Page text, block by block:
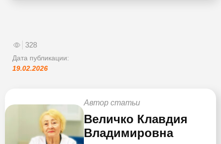
328
Дата публикации:
19.02.2026
Автор статьи
Величко Клавдия
Владимировна